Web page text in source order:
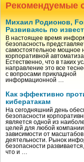
Рекомендуемые
Михаил Родионов,
Развиваясь по
В настоящее время
безопасность
самостоятельное мощное
корпоративной
Естественно, что в таких
направление это все
с вопросами прикладной
информационной …
Как эффективно
кибератакам
На сегодняшний день
безопасности
является одной из
целей для любой компании
зависимости от
деятельности. Рынок
безопасности
что и …